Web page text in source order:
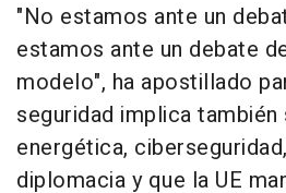
"No estamos ante un
estamos ante un debate
modelo", ha apostillado
seguridad implica también
energética,
diplomacia y que la UE